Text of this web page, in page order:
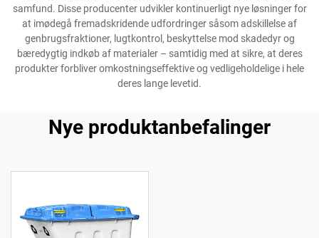
samfund. Disse producenter udvikler kontinuerligt nye løsninger for
at imødegå fremadskridende udfordringer såsom adskillelse af
genbrugsfraktioner, lugtkontrol, beskyttelse mod skadedyr og
bæredygtig indkøb af materialer – samtidig med at sikre, at deres
produkter forbliver omkostningseffektive og vedligeholdelige i hele
deres lange levetid.
Nye produktanbefalinger